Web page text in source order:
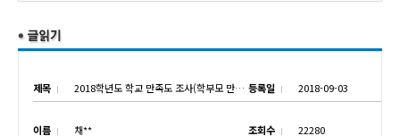
제목 2018학년도 학교 만족도 조사(학부모 만족도 조사 설문지) 등록일 2018-09-03
이름 채** 조회수 22280